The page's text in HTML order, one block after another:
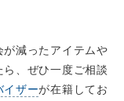
減ったアイテムや
、ぜひ一度ご相談
イザーが在籍してお